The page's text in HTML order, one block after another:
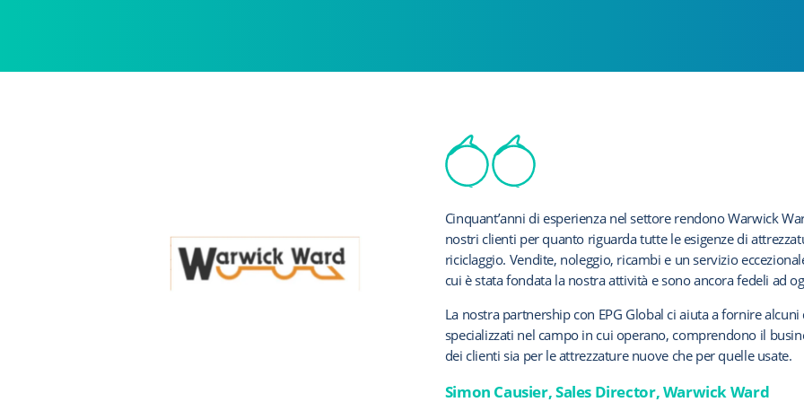
Ernest Doe & Sons ha lavorato con EPG Global per molti
accordi di fornitura con i costruttori. La conoscenza superiore
e delle costruzioni è evidente, il tutto supportato dai suoi
per la stipula di un contratto che per l’elaborazione dei
Tutti i nostri trattori usati qualificati sono venduti al dettaglio
portando tranquillità sia ai nostri clienti che a noi stessi.
garanzia su misura per le macchine edili per soddisfare le
EPG Global è un’azienda con cui si può parlare; capiscono le
Cinquant’anni di esperienza nel settore rendono Warwick
nostri clienti per quanto riguarda tutte le esigenze di
riciclaggio. Vendite, noleggio, ricambi e un servizio
cui è stata fondata la nostra attività e sono ancora fedeli ad
La nostra partnership con EPG Global ci aiuta a fornire
specializzati nel campo in cui operano, comprendono il
dei clienti sia per le attrezzature nuove che per quelle usate.
Simon Causier, Sales Director, Warwick Ward
Ulrich collabora con EPG Global da diversi anni; la loro
estensioni di garanzia ci dà la sicurezza di essere in grado di
a lungo che mai.
I prodotti EPG offrono ai nostri clienti una copertura su tutto
un supporto e una copertura senza rivali una volta scaduta
Troviamo che le estensioni di garanzia di EPG Global
buoni team tecnici in grado di fornire assistenza per i reclami
punto di forza in più rispetto alla concorrenza.